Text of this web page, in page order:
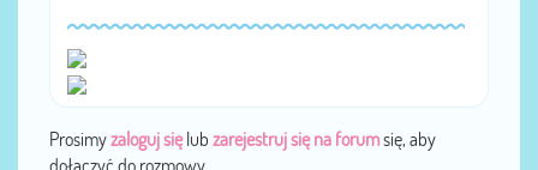
Prosimyzaloguj sięlub zarejestruj się na forumsię, aby